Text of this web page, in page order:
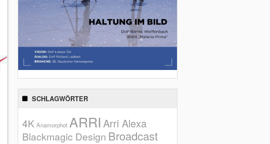
SCHLAGWÖRTER
4K Anamorphot ARRI Arri Alexa
Blackmagic Design Broadcast